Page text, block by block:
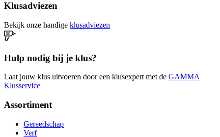
Klusadviezen
Bekijk onze handige klusadviezen
Hulp nodig bij je klus?
Laat jouw klus uitvoeren door een klusexpert met de GAMMA
Klusservice
Assortiment
Gereedschap
Verf